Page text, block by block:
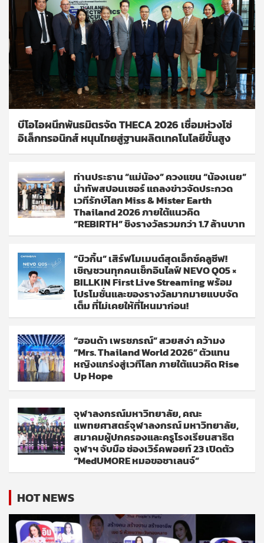
บีโอไอผนึกพันธมิตรจัด THECA 2026 เชื่อมห่วงโซ่
อิเล็กทรอนิกส์ หนุนไทยสู่ฐานผลิตเทคโนโลยีขั้นสูง
ท่านประธาน “แม่น้อง” ควงแขน “น้องเนย”
นำทัพสปอนเซอร์ แถลงข่าวจัดประกวด
เวทีรักษ์โลก Miss & Mister Earth
Thailand 2026 ภายใต้แนวคิด
“REBIRTH” ชิงรางวัลรวมกว่า 1.7 ล้านบาท
“บิวกิ้น” เสิร์ฟโมเมนต์สุดเอ็กซ์คลูซีฟ!
เชิญชวนทุกคนเช็กอินไลฟ์ NEVO Q05 ×
BILLKIN First Live Streaming พร้อม
โปรโมชั่นและของรางวัลมากมายแบบจัด
เต็ม ที่ไม่เคยให้ที่ไหนมาก่อน!
“ฮอนด้า เพรชภรณ์” สวยสง่า คว้ามง
“Mrs. Thailand World 2026” ตัวแทน
หญิงแกร่งสู่เวทีโลก ภายใต้แนวคิด Rise
Up Hope
จุฬาลงกรณ์มหาวิทยาลัย, คณะ
แพทยศาสตร์จุฬาลงกรณ์ มหาวิทยาลัย,
สมาคมผู้ปกครองและครูโรงเรียนสาธิต
จุฬาฯ จับมือ ช่องเวิร์คพอยท์ 23 เปิดตัว
“MedUMORE หมอขอชาเลนจ์”
HOT NEWS